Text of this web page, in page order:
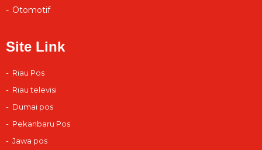
Otomotif
Site Link
Riau Pos
Riau televisi
Dumai pos
Pekanbaru Pos
Jawa pos